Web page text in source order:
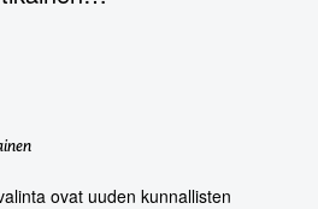
ovat uuden kunnallisten